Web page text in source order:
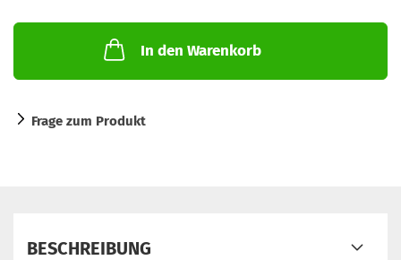
In den Warenkorb
Frage zum Produkt
BESCHREIBUNG